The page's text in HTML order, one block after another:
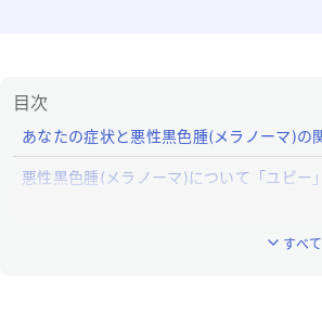
目次
あなたの症状と悪性黒色腫(メラノーマ)の
悪性黒色腫(メラノーマ)について「ユビー
すべ